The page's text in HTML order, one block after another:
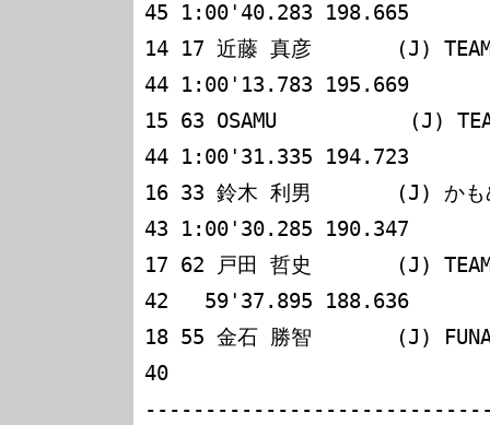
45 1:00'40.283 198.665
14 17 近藤 真彦       (J) TEAM
44 1:00'13.783 195.669
15 63 OSAMU           (J)
44 1:00'31.335 194.723
16 33 鈴木 利男       (J) かも
43 1:00'30.285 190.347
17 62 戸田 哲史       (J) TEAM
42   59'37.895 188.636
18 55 金石 勝智       (J) FUNAI
40
-----------------------------